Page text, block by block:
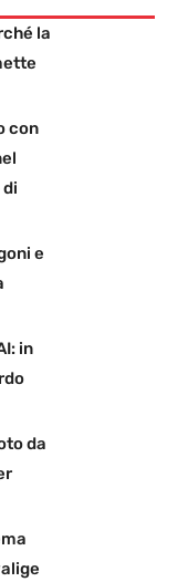
la
con
e
in
da